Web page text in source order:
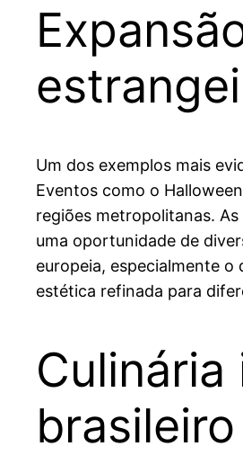
Um dos exemplos mais
Eventos como o
regiões metropolitanas.
uma oportunidade de
europeia, especialmente
estética refinada para
brasileiro